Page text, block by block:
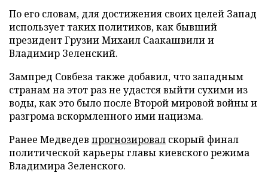
По его словам, для достижения своих целей Запад
использует таких политиков, как бывший
президент Грузии Михаил Саакашвили и
Владимир Зеленский.
Зампред Совбеза также добавил, что западным
странам на этот раз не удастся выйти сухими из
воды, как это было после Второй мировой войны и
разгрома вскормленного ими нацизма.
Ранее Медведев прогнозировал скорый финал
политической карьеры главы киевского режима
Владимира Зеленского.